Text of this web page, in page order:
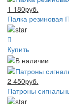
1 180руб.
Палка резиновая
Купить
2 450руб.
Патроны